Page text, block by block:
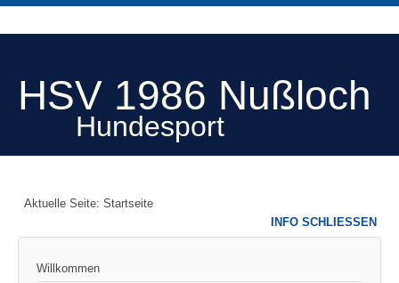
HSV 1986 Nußloch
Hundesport
Aktuelle Seite: Startseite
Willkommen
INFO SCHLIESSEN